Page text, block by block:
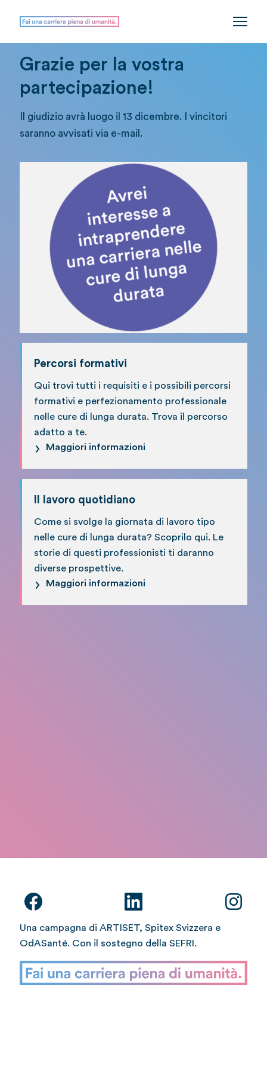
Grazie per la vostra
partecipazione!
Il giudizio avrà luogo il 13 dicembre. I vincitori
saranno avvisati via e-mail.
Percorsi formativi
Qui trovi tutti i requisiti e i possibili percorsi
formativi e perfezionamento professionale
nelle cure di lunga durata. Trova il percorso
adatto a te.
Maggiori informazioni
Il lavoro quotidiano
Come si svolge la giornata di lavoro tipo
nelle cure di lunga durata? Scoprilo qui. Le
storie di questi professionisti ti daranno
diverse prospettive.
Maggiori informazioni
Una campagna di ARTISET, Spitex Svizzera e
OdASanté. Con il sostegno della SEFRI.